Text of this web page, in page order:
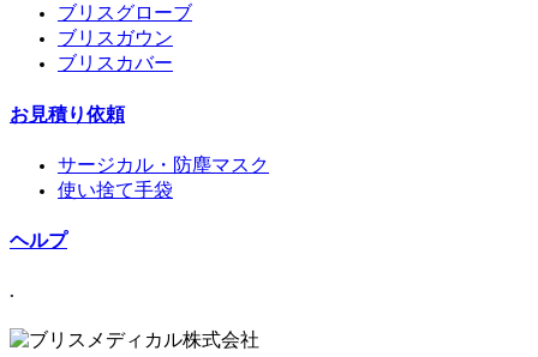
ブリスグローブ
ブリスガウン
ブリスカバー
お見積り依頼
サージカル・防塵マスク
使い捨て手袋
ヘルプ
.